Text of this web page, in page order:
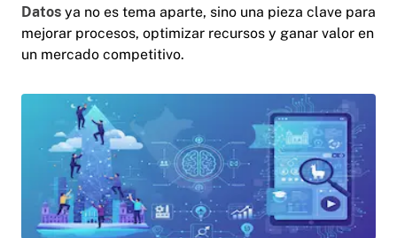
Datos ya no es tema aparte, sino una pieza clave para
mejorar procesos, optimizar recursos y ganar valor en
un mercado competitivo.